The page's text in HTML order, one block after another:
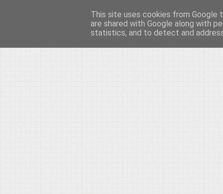
Το μεγαλείο των
Είμαστε πάντα εδώ για να
This site uses cookies from Google
are shared with Google along with
statistics, and to detect and